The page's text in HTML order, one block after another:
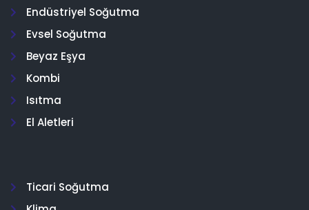
Endüstriyel Soğutma
Evsel Soğutma
Beyaz Eşya
Kombi
Isıtma
El Aletleri
Ticari Soğutma